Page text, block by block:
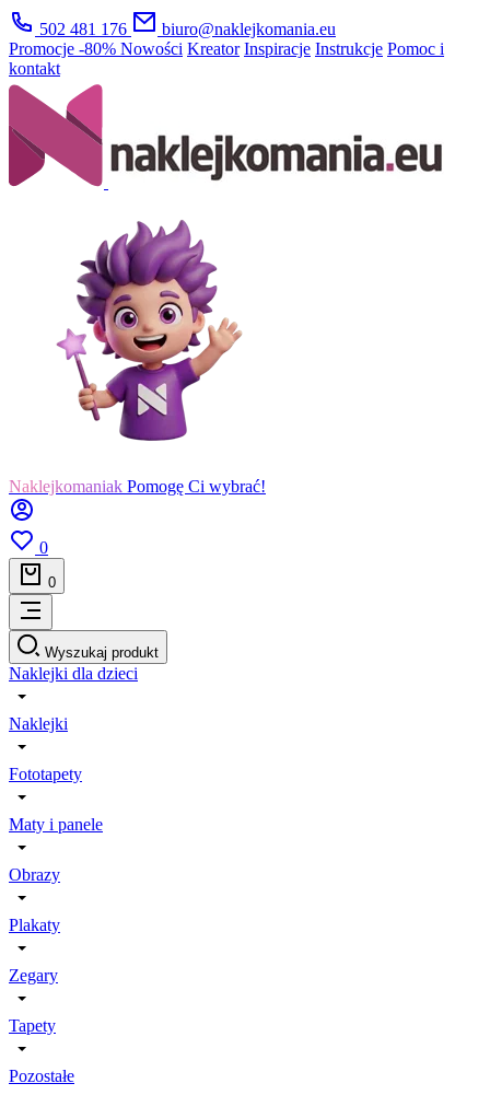
502 481 176
biuro@naklejkomania.eu
Promocje -80% Nowości Kreator Inspiracje Instrukcje Pomoc i
kontakt
Naklejkomaniak Pomogę Ci wybrać!
0
0
Wyszukaj produkt
Naklejki dla dzieci
Naklejki
Fototapety
Maty i panele
Obrazy
Plakaty
Zegary
Tapety
Pozostałe